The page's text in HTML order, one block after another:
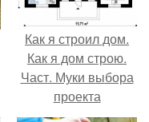
Как я строил дом.
Как я дом строю.
Част. Муки выбора
проекта